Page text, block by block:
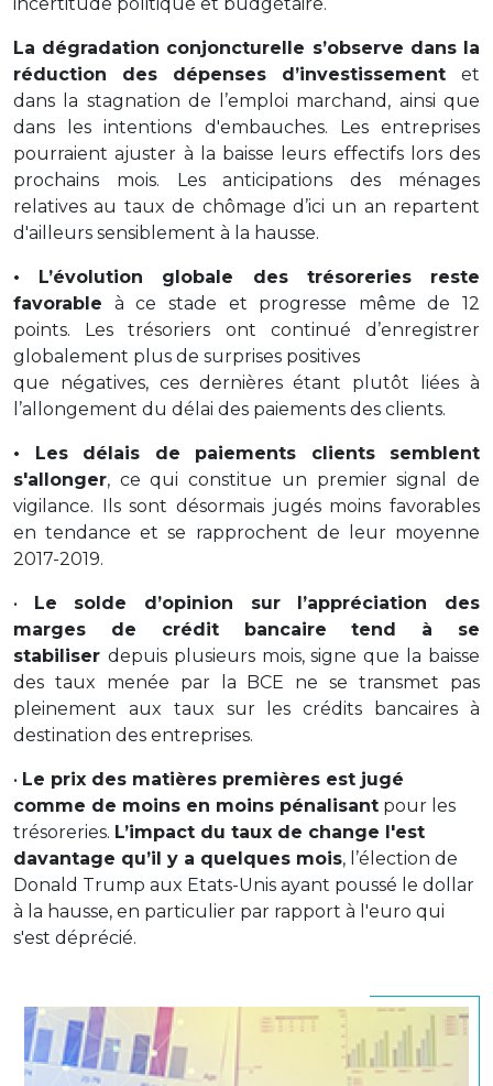
La dégradation conjoncturelle s’observe dans la
réduction des dépenses d’investissement et
dans la stagnation de l’emploi marchand, ainsi que
dans les intentions d'embauches. Les entreprises
pourraient ajuster à la baisse leurs effectifs lors des
prochains mois. Les anticipations des ménages
relatives au taux de chômage d’ici un an repartent
d'ailleurs sensiblement à la hausse.
• L’évolution globale des trésoreries reste
favorable à ce stade et progresse même de 12
points. Les trésoriers ont continué d’enregistrer
globalement plus de surprises positives
que négatives, ces dernières étant plutôt liées à
l’allongement du délai des paiements des clients.
• Les délais de paiements clients semblent
s'allonger, ce qui constitue un premier signal de
vigilance. Ils sont désormais jugés moins favorables
en tendance et se rapprochent de leur moyenne
2017-2019.
• Le solde d’opinion sur l’appréciation des
marges de crédit bancaire tend à se
stabiliser depuis plusieurs mois, signe que la baisse
des taux menée par la BCE ne se transmet pas
pleinement aux taux sur les crédits bancaires à
destination des entreprises.
• Le prix des matières premières est jugé
comme de moins en moins pénalisant pour les
trésoreries. L’impact du taux de change l'est
davantage qu’il y a quelques mois, l’élection de
Donald Trump aux Etats-Unis ayant poussé le dollar
à la hausse, en particulier par rapport à l'euro qui
s'est déprécié.